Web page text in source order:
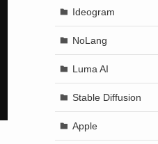
Ideogram
NoLang
Luma AI
Stable Diffusion
Apple